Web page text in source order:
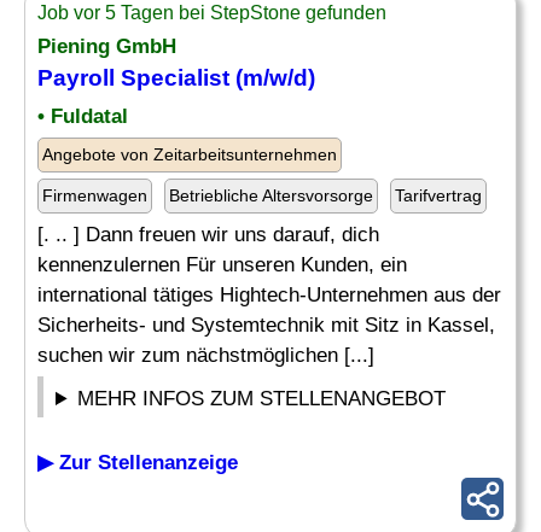
Job vor 5 Tagen bei StepStone gefunden
Piening GmbH
Payroll Specialist (m/w/d)
• Fuldatal
Angebote von Zeitarbeitsunternehmen
Firmenwagen Betriebliche Altersvorsorge Tarifvertrag
[. .. ] Dann freuen wir uns darauf, dich
kennenzulernen Für unseren Kunden, ein
international tätiges Hightech-Unternehmen aus der
Sicherheits- und Systemtechnik mit Sitz in Kassel,
suchen wir zum nächstmöglichen [...]
MEHR INFOS ZUM STELLENANGEBOT
▶ Zur Stellenanzeige